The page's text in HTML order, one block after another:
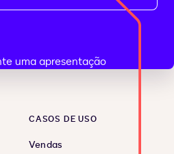
CASOS DE USO
Vendas